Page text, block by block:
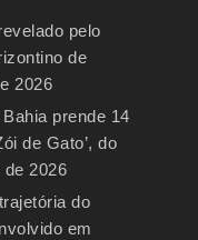
pelo
de
2026
prende 14
de Gato’, do
de 2026
do
em